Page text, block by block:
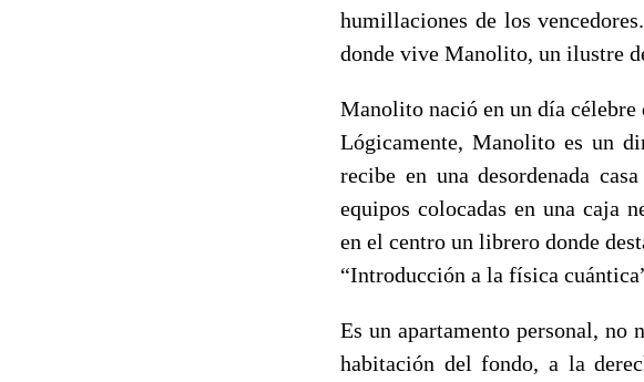
humillaciones de los
donde vive Manolito, un ilustre
Manolito nació en un día célebre
Lógicamente, Manolito es un
recibe en una desordenada
equipos colocadas en una caja
en el centro un librero donde
“Introducción a la física
Es un apartamento personal, no
habitación del fondo, a la